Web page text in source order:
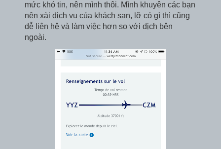
mức khó tin, nên mình thôi. Mình khuyên các bạn
nên xài dịch vụ của khách sạn, lỡ có gì thì cũng
dễ liên hệ và làm việc hơn so với dịch bên
ngoài.